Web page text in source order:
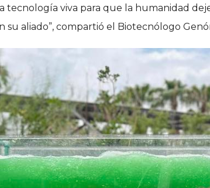
tecnología viva para que la humanidad
su aliado”, compartió el Biotecnólogo